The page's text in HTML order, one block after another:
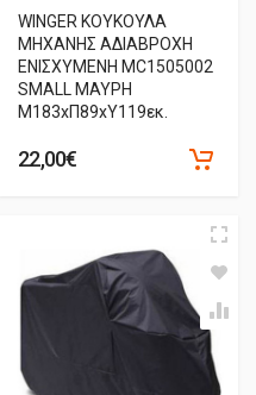
WINGER ΚΟΥΚΟΥΛΑ
ΜΗΧΑΝΗΣ ΑΔΙΑΒΡΟΧΗ
ΕΝΙΣΧΥΜΕΝΗ MC1505002
SMALL ΜΑΥΡΗ
Μ183xΠ89xΥ119εκ.
22,00€